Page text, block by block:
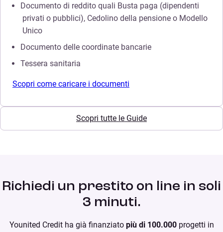
Documento di reddito quali Busta paga (dipendenti
privati o pubblici), Cedolino della pensione o Modello
Unico
Documento delle coordinate bancarie
Tessera sanitaria
Scopri come caricare i documenti
Scopri tutte le Guide
Richiedi un prestito on line in soli
3 minuti.
Younited Credit ha già finanziato più di 100.000progetti in